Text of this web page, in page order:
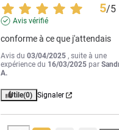
5/5
Avis vérifié
conforme à ce que j'attendais
Avis du03/04/2025 , suite à une
expérience du 16/03/2025 par
A.
Utile(0) Signaler